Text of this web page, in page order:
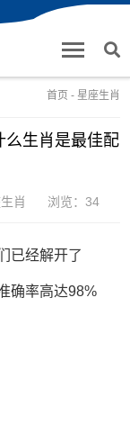
首页 - 星座生肖
么生肖是最佳配
肖 浏览：34
已经解开了
确率高达98%